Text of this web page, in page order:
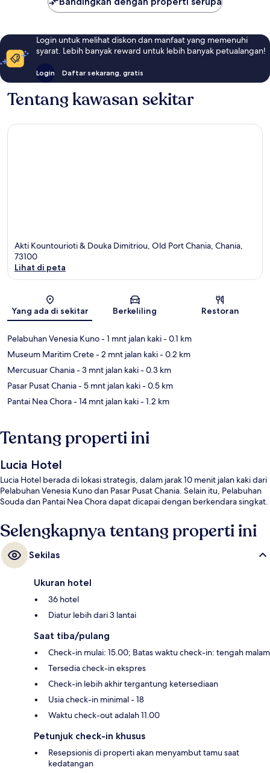
Login untuk melihat diskon dan manfaat yang memenuhi
syarat. Lebih banyak reward untuk lebih banyak petualangan!
Login Daftar sekarang, gratis
Tentang kawasan sekitar
Akti Kountourioti & Douka Dimitriou, Old Port Chania, Chania,
73100
Lihat di peta
Yang ada di sekitar Berkeliling Restoran
Pelabuhan Venesia Kuno- 1 mnt jalan kaki- 0.1 km
Museum Maritim Crete- 2 mnt jalan kaki- 0.2 km
Mercusuar Chania- 3 mnt jalan kaki- 0.3 km
Pasar Pusat Chania- 5 mnt jalan kaki- 0.5 km
Pantai Nea Chora- 14 mnt jalan kaki- 1.2 km
Tentang properti ini
Lucia Hotel
Lucia Hotel berada di lokasi strategis, dalam jarak 10 menit jalan kaki dari
Pelabuhan Venesia Kuno dan Pasar Pusat Chania. Selain itu, Pelabuhan
Souda dan Pantai Nea Chora dapat dicapai dengan berkendara singkat.
Selengkapnya tentang properti ini
Sekilas
Ukuran hotel
36 hotel
Diatur lebih dari 3 lantai
Saat tiba/pulang
Check-in mulai: 15.00; Batas waktu check-in: tengah malam
Tersedia check-in ekspres
Check-in lebih akhir tergantung ketersediaan
Usia check-in minimal - 18
Waktu check-out adalah 11.00
Petunjuk check-in khusus
Resepsionis di properti akan menyambut tamu saat
kedatangan